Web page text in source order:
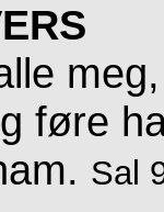
føre
Sal